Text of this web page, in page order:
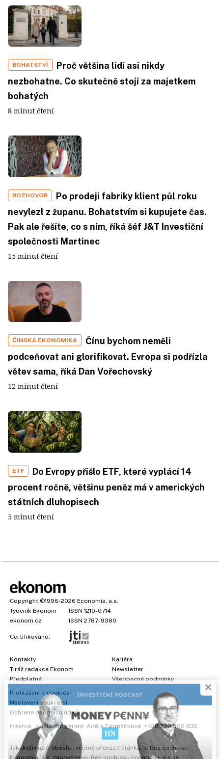
BOHATSTVÍ
Proč většina lidí asi nikdy
nezbohatne. Co skutečně stojí za majetkem
bohatých
8 minut čtení
ROZHOVOR
Po prodeji fabriky klient půl roku
nevylezl z županu. Bohatstvím si kupujete čas.
Pak ale řešíte, co s ním, říká šéf J&T Investiční
společnosti Martinec
15 minut čtení
ČÍNSKÁ EKONOMIKA
Čínu bychom neměli
podceňovat ani glorifikovat. Evropa si podřízla
větev sama, říká Dan Vořechovský
12 minut čtení
ETF
Do Evropy přišlo ETF, které vyplácí 14
procent ročně, většinu peněz má v amerických
státních dluhopisech
5 minut čtení
Copyright ©1996-2026 Economia, a.s.
Týdeník Ekonom
ISSN 1210-0714
ekonom.cz
ISSN 2787-9380
Certifikováno:
Kontakty
Tiráž redakce Ekonom
Předplatné
Kariéra
Newsletter
Všeobecné podmínky
Prohlášení o cookies
Nastavení soukromí
Ochrana osobních údajů
Inzerce , obchodní garant: Adéla Formáčková +420 739 500 832
Jakékoliv užití obsahu, včetně převzetí článků, je bez souhlasu
Economia, a.s. zapovězeno. Bez souhlasu Economia, a.s. je